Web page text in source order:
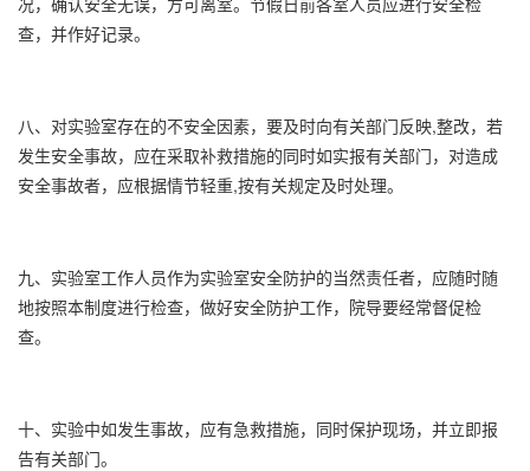
查，并作好记录。
八、对实验室存在的不安全因素，要及时向有关部门反映,整改，若
发生安全事故，应在采取补救措施的同时如实报有关部门，对造成
安全事故者，应根据情节轻重,按有关规定及时处理。
九、实验室工作人员作为实验室安全防护的当然责任者，应随时随
地按照本制度进行检查，做好安全防护工作，院导要经常督促检
查。
十、实验中如发生事故，应有急救措施，同时保护现场，并立即报
告有关部门。